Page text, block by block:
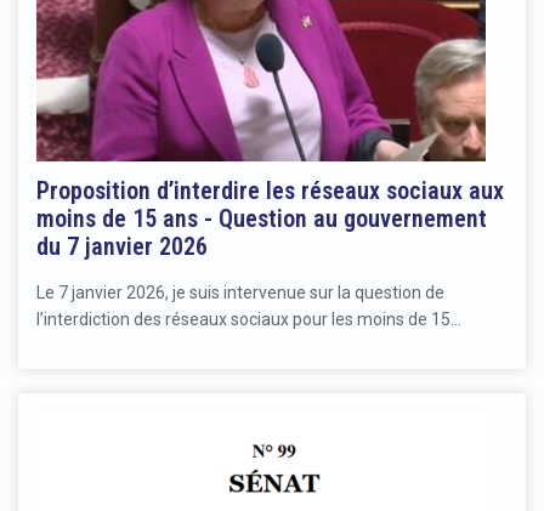
Proposition d’interdire les réseaux sociaux aux
moins de 15 ans - Question au gouvernement
du 7 janvier 2026
Le 7 janvier 2026, je suis intervenue sur la question de
l’interdiction des réseaux sociaux pour les moins de 15…